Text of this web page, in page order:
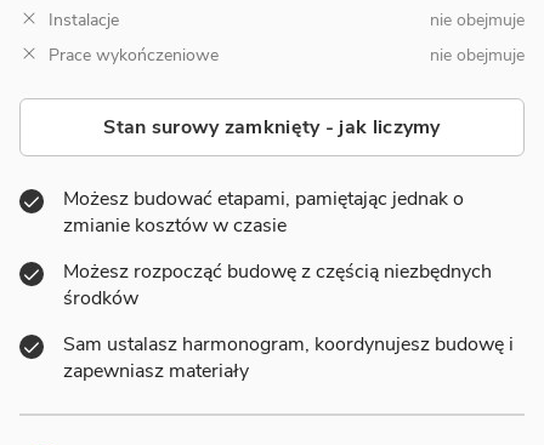
Instalacje
nie obejmuje
Prace wykończeniowe
nie obejmuje
Stan surowy zamknięty - jak liczymy
Możesz budować etapami, pamiętając jednak o
zmianie kosztów w czasie
Możesz rozpocząć budowę z częścią niezbędnych
środków
Sam ustalasz harmonogram, koordynujesz budowę i
zapewniasz materiały